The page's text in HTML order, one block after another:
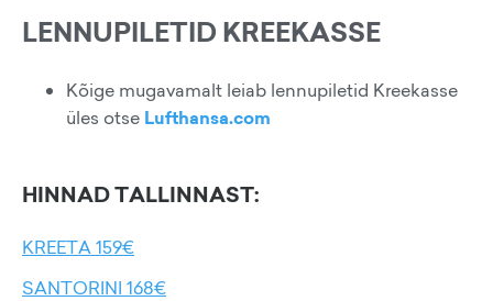
LENNUPILETID KREEKASSE
Kõige mugavamalt leiab lennupiletid Kreekasse
üles otse Lufthansa.com
HINNAD TALLINNAST:
KREETA 159€
SANTORINI 168€